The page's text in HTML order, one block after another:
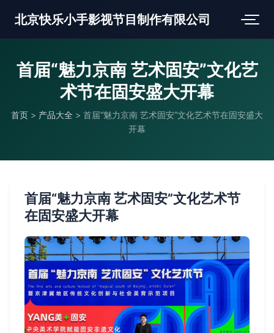
北京快乐小手影视节目制作有限公司
首届“魅力京南 艺术固安”文化艺
术节在固安盛大开幕
首页 > 产品大全 > 首届“魅力京南 艺术固安”文化艺术节在固安盛大
开幕
首届“魅力京南 艺术固安”文化艺术节
在固安盛大开幕